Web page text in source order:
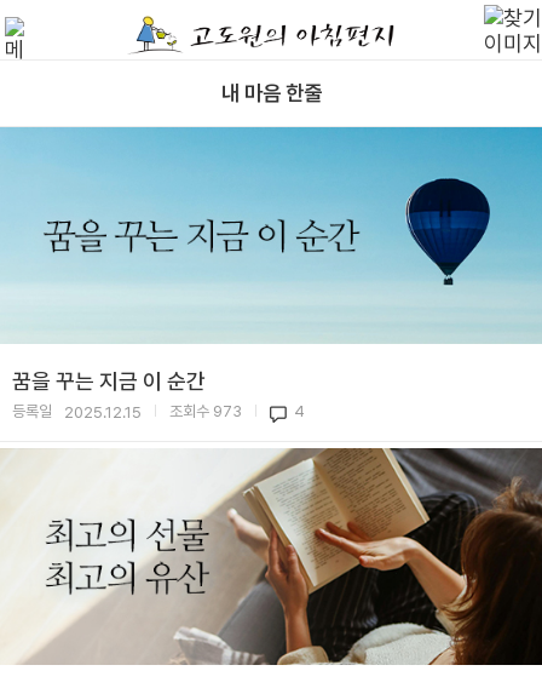
내 마음 한줄
꿈을 꾸는 지금 이 순간
등록일 2025.12.15 조회수 973 4